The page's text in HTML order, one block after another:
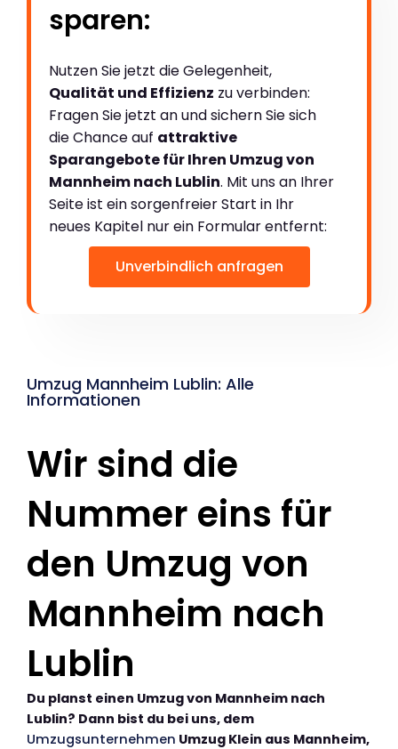
sparen:
Nutzen Sie jetzt die Gelegenheit,
Qualität und Effizienz zu verbinden:
Fragen Sie jetzt an und sichern Sie sich
die Chance auf attraktive
Sparangebote für Ihren Umzug von
Mannheim nach Lublin. Mit uns an Ihrer
Seite ist ein sorgenfreier Start in Ihr
neues Kapitel nur ein Formular entfernt:
Unverbindlich anfragen
Umzug Mannheim Lublin: Alle
Informationen
Wir sind die
Nummer eins für
den Umzug von
Mannheim nach
Lublin
Du planst einen Umzug von Mannheim nach
Lublin? Dann bist du bei uns, dem
Umzugsunternehmen Umzug Klein aus Mannheim,